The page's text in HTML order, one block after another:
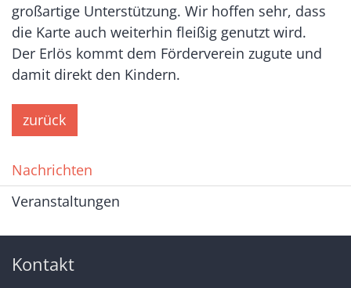
großartige Unterstützung. Wir hoffen sehr, dass
die Karte auch weiterhin fleißig genutzt wird.
Der Erlös kommt dem Förderverein zugute und
damit direkt den Kindern.
zurück
Nachrichten
Veranstaltungen
Kontakt